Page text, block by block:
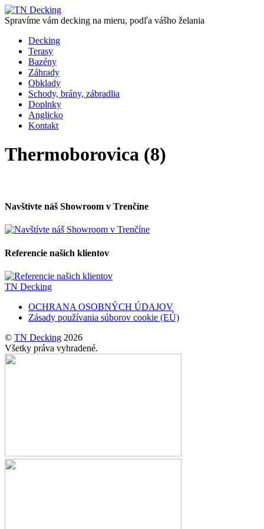
Spravíme vám decking na mieru, podľa vášho želania
Decking
Terasy
Bazény
Záhrady
Obklady
Schody, brány, zábradlia
Doplnky
Anglicko
Kontakt
Thermoborovica (8)
Navštívte náš Showroom v Trenčíne
Referencie našich klientov
TN Decking
OCHRANA OSOBNÝCH ÚDAJOV
Zásady používania súborov cookie (EÚ)
© TN Decking 2026
Všetky práva vyhradené.